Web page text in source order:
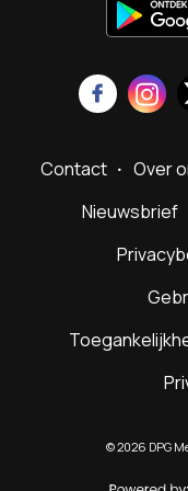
Contact Over
Nieuwsbrief
©2026 DPG